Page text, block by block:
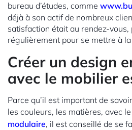
bureau d’études, comme
déjà à son actif de nombreux
satisfaction était au rendez-vous,
régulièrement pour se mettre à
Créer un design
avec le mobilier
Parce qu’il est important de
les couleurs, les matières, avec le
modulaire, il est conseillé de se